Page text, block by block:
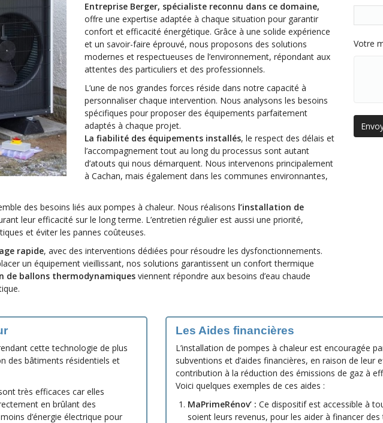
Entreprise Berger, spécialiste reconnu dans ce domaine,
offre une expertise adaptée à chaque situation pour garantir
confort et efficacité énergétique. Grâce à une solide expérience
et un savoir-faire éprouvé, nous proposons des solutions
modernes et respectueuses de l’environnement, répondant aux
attentes des particuliers et des professionnels.
L’une de nos grandes forces réside dans notre capacité à
personnaliser chaque intervention. Nous analysons les besoins
spécifiques pour proposer des équipements parfaitement
adaptés à chaque projet.
La fiabilité des équipements installés, le respect des délais et
l’accompagnement tout au long du processus sont autant
d’atouts qui nous démarquent. Nous intervenons principalement
à Cachan, mais également dans les communes environnantes,
des besoins liés aux pompes à chaleur. Nous réalisons l’installation de
leur efficacité sur le long terme. L’entretien régulier est aussi une priorité,
et éviter les pannes coûteuses.
rapide, avec des interventions dédiées pour résoudre les dysfonctionnements.
un équipement vieillissant, nos solutions garantissent un confort thermique
de ballons thermodynamiques viennent répondre aux besoins d’eau chaude
Votre
cette technologie de plus
des bâtiments résidentiels et
très efficaces car elles
en brûlant des
d’énergie électrique pour
Les Aides financières
L’installation de pompes à chaleur est encouragée
subventions et d’aides financières, en raison de leur
contribution à la réduction des émissions de gaz à
Voici quelques exemples de ces aides :
MaPrimeRénov’ : Ce dispositif est accessible à
soient leurs revenus, pour les aider à financer